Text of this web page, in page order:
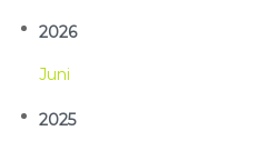
2026
Jun
2025